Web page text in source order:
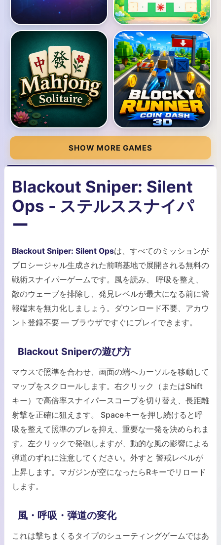
SHOW MORE GAMES
Blackout Sniper: Silent
Ops - ステルススナイパ
ー
Blackout Sniper: Silent Opsは、すべてのミッションが
プロシージャル生成された前哨基地で展開される無料の
戦術スナイパーゲームです。風を読み、 呼吸を整え、
敵のウェーブを排除し、発見レベルが最大になる前に警
報端末を無力化しましょう。ダウンロード不要、アカウ
ント登録不要 — ブラウザですぐにプレイできます。
Blackout Sniperの遊び方
マウスで照準を合わせ、画面の端へカーソルを移動して
マップをスクロールします。右クリック（またはShift
キー）で高倍率スナイパースコープを切り替え、長距離
射撃を正確に狙えます。 Spaceキーを押し続けると呼
吸を整えて照準のブレを抑え、重要な一発を決められま
す。左クリックで発砲しますが、動的な風の影響による
弾道のずれに注意してください。外すと 警戒レベルが
上昇します。マガジンが空になったらRキーでリロード
します。
風・呼吸・弾道の変化
これは撃ちまくるタイプのシューティングゲームではあ